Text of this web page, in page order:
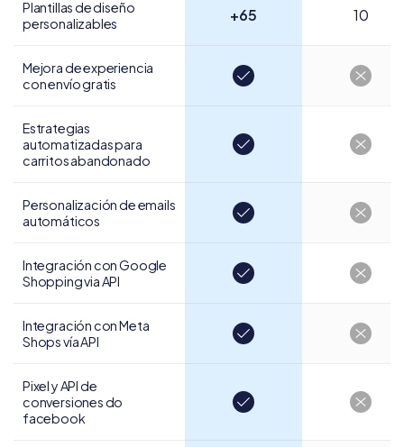
Plantillas de diseño
personalizables
+65 10
Mejora de experiencia
con envío gratis
Estrategias
automatizadas para
carritos abandonado
Personalización deemails
automáticos
Integración con Google
Shopping via API
Integración conMeta
Shops vía API
Pixel y API de
conversiones do
facebook